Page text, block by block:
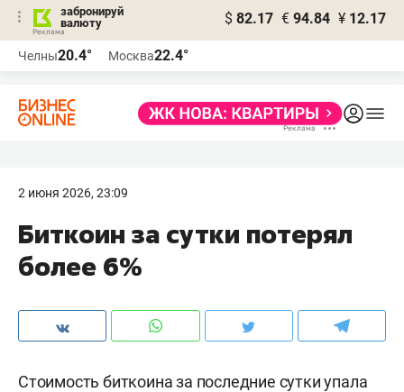
забронируй
валюту
$ 82.17 € 94.84 ¥ 12.17
Челны20.4° Москва22.4°
2 июня 2026, 23:09
Биткоин за сутки потерял
более 6%
Стоимость биткоина за последние сутки упала